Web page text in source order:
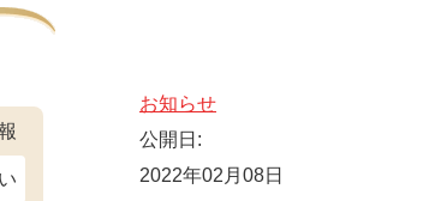
お知らせ
公開日:
2022年02月08日